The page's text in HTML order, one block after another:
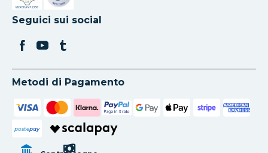
Si apre in una nuova scheda
Si apre in una nuova scheda
Seguici sui social
Metodi di Pagamento
postepay